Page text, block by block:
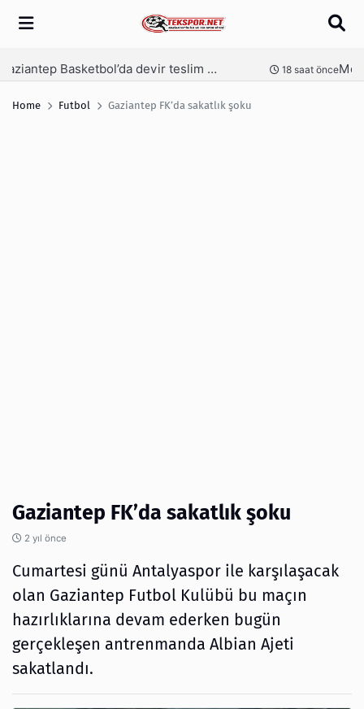
Arama 21 saat önce
Home Futbol Gaziantep FK’da sakatlık şoku
Gaziantep FK’da sakatlık şoku
2 yıl önce
Cumartesi günü Antalyaspor ile karşılaşacak
olan Gaziantep Futbol Kulübü bu maçın
hazırlıklarına devam ederken bugün
gerçekleşen antrenmanda Albian Ajeti
sakatlandı.